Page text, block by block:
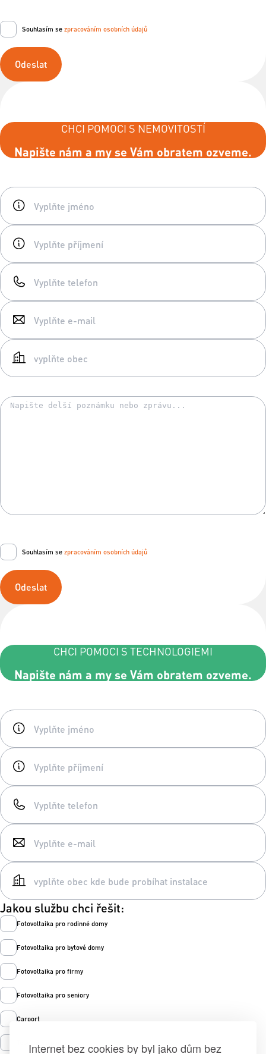
Internet bez cookies by byl jako dům bez
Souhlasím se zpracováním osobních údajů
Odeslat
CHCI POMOCI S NEMOVITOSTÍ
Napište nám a my se Vám obratem ozveme.
Souhlasím se zpracováním osobních údajů
Odeslat
CHCI POMOCI S TECHNOLOGIEMI
Napište nám a my se Vám obratem ozveme.
Jakou službu chci řešit:
Fotovoltaika pro rodinné domy
Fotovoltaika pro bytové domy
Fotovoltaika pro firmy
Fotovoltaika pro seniory
Carport